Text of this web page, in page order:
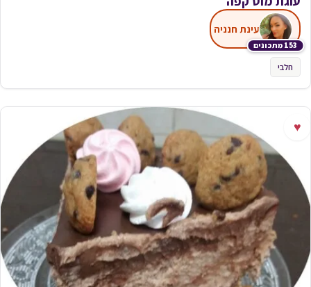
153 מתכונים
עינת חנניה
חלבי
♥